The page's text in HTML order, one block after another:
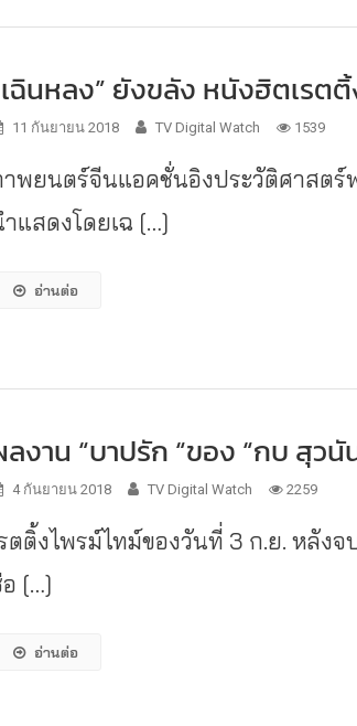
ฉินหลง” ยังขลัง หนังฮิตเรต
11 กันยายน 2018 TV Digital Watch 1539
พยนตร์จีนแอคชั่นอิงประวัติศาสตร์
แสดงโดยเฉ […]
อ่านต่อ
งาน “บาปรัก “ของ “กบ สุว
4 กันยายน 2018 TV Digital Watch 2259
ตติ้งไพรม์ไทม์ของวันที่ 3 ก.ย. หลังจบ
[…]
อ่านต่อ